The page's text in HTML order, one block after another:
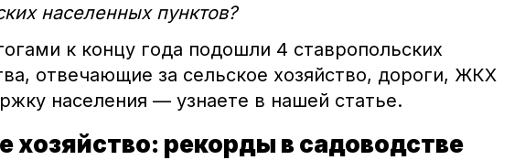
населенных пунктов?
к концу года подошли 4 ставропольских
отвечающие за сельское хозяйство, дороги, ЖКХ
населения — узнаете в нашей статье.
хозяйство: рекорды в садоводстве